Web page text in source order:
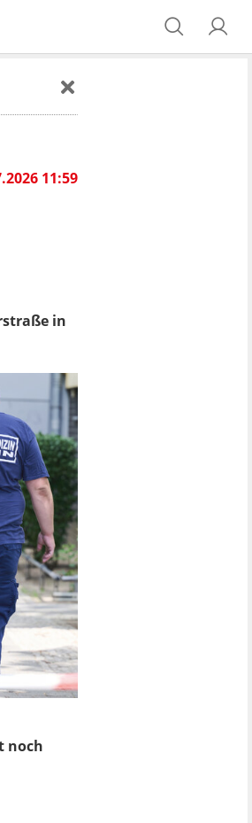
11:59
in
noch